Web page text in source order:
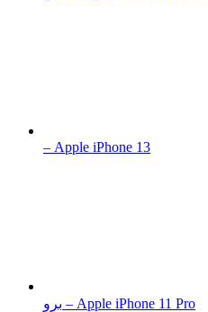
– Apple iPhone 13
برو – Apple iPhone 11 Pro